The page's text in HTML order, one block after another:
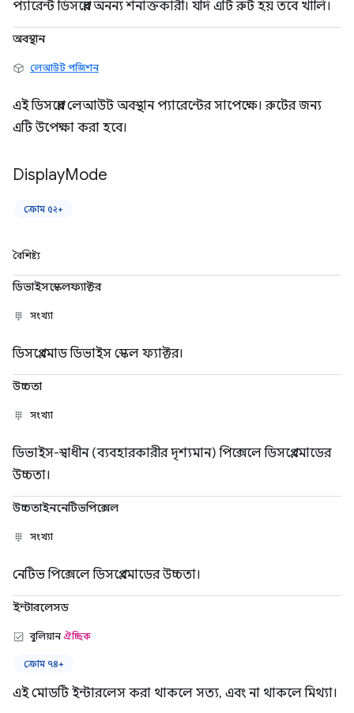
প্যারেন্ট ডিসপ্লের অনন্য শনাক্তকারী। যদি এটি রুট হয় তবে খালি।
অবস্থান
লেআউট পজিশন
এই ডিসপ্লের লেআউট অবস্থান প্যারেন্টের সাপেক্ষে। রুটের জন্য
এটি উপেক্ষা করা হবে।
DisplayMode
ক্রোম ৫২+
বৈশিষ্ট্য
ডিভাইসস্কেলফ্যাক্টর
সংখ্যা
ডিসপ্লে মোড ডিভাইস স্কেল ফ্যাক্টর।
উচ্চতা
সংখ্যা
ডিভাইস-স্বাধীন (ব্যবহারকারীর দৃশ্যমান) পিক্সেলে ডিসপ্লে মোডের
উচ্চতা।
উচ্চতাইননেটিভপিক্সেল
সংখ্যা
নেটিভ পিক্সেলে ডিসপ্লে মোডের উচ্চতা।
ইন্টারলেসড
বুলিয়ানঐচ্ছিক
ক্রোম ৭৪+
এই মোডটি ইন্টারলেস করা থাকলে সত্য, এবং না থাকলে মিথ্যা।